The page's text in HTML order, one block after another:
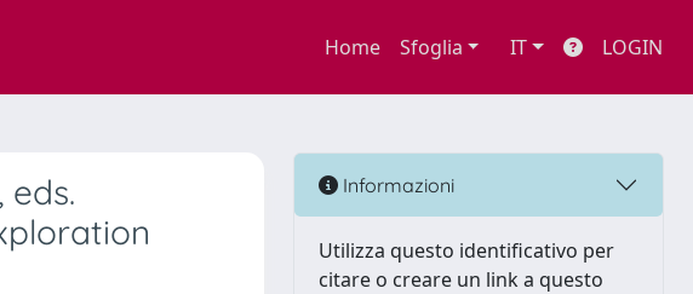
Home Sfoglia IT LOGIN
eds.
Informazioni
Utilizza questo identificativo per
citare o creare un link a questo